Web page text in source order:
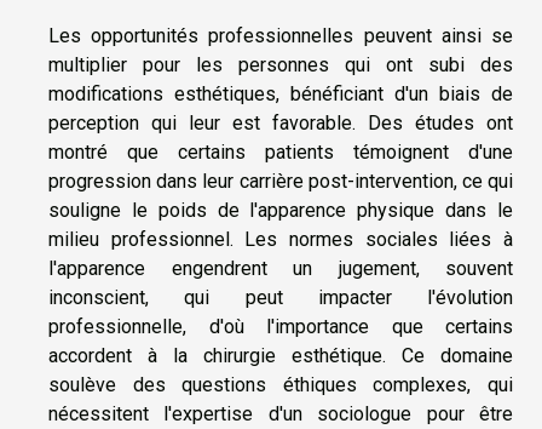
Les opportunités professionnelles peuvent ainsi se
multiplier pour les personnes qui ont subi des
modifications esthétiques, bénéficiant d'un biais de
perception qui leur est favorable. Des études ont
montré que certains patients témoignent d'une
progression dans leur carrière post-intervention, ce qui
souligne le poids de l'apparence physique dans le
milieu professionnel. Les normes sociales liées à
l'apparence engendrent un jugement, souvent
inconscient, qui peut impacter l'évolution
professionnelle, d'où l'importance que certains
accordent à la chirurgie esthétique. Ce domaine
soulève des questions éthiques complexes, qui
nécessitent l'expertise d'un sociologue pour être